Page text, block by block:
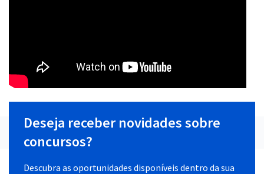
Deseja receber novidades sobre
concursos?
Descubra as oportunidades disponíveis dentro da sua